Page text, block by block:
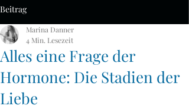
Beitrag
Alles eine Frage der
Hormone: Die Stadien der
Liebe
Marina Danner
4 Min. Lesezeit